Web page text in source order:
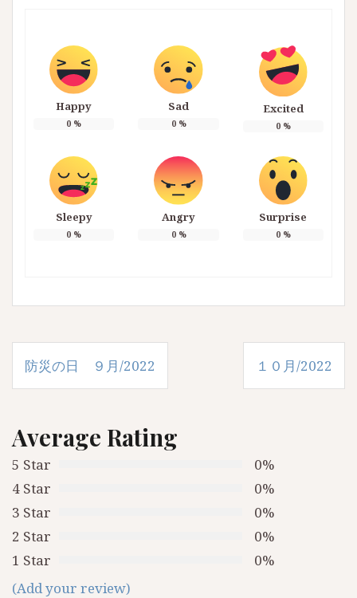
Happy
0 %
Sad
0%
Excited
0%
Sleepy
0 %
Angry
0%
Surprise
0%
投
稿
ビ
ゲ
ー
シ
ョ
ン
防災の日 ９月/2022 １０月/2022
Average Rating
5 Star
0%
4 Star
0%
3 Star
0%
2 Star
0%
1 Star
0%
(Add your review)